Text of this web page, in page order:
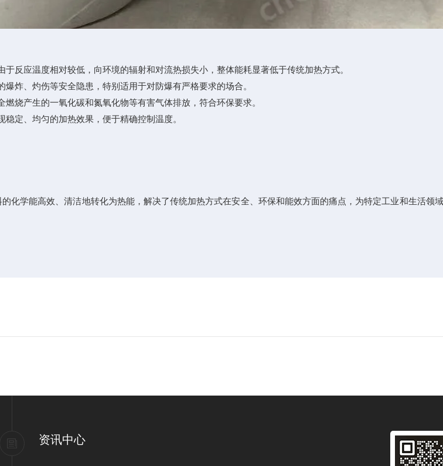
应温度相对较低，向环境的辐射和对流热损失小，整体能耗显著低于传统加热方式。
、灼伤等安全隐患，特别适用于对防爆有严格要求的场合。
产生的一氧化碳和氮氧化物等有害气体排放，符合环保要求。
定、均匀的加热效果，便于精确控制温度。
学能高效、清洁地转化为热能，解决了传统加热方式在安全、环保和能效方面的痛点，为特定工业和生活领
资讯中心